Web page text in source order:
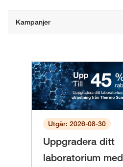
Utgår: 2026-08-30
Uppgradera ditt
laboratorium med